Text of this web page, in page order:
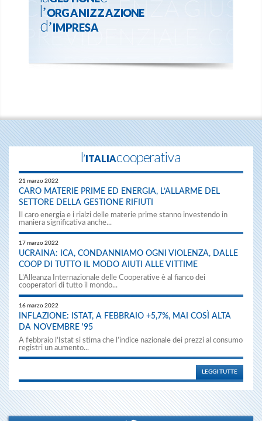
l’ORGANIZZAZIONE
d’IMPRESA
l'ITALIAcooperativa
21 marzo 2022
CARO MATERIE PRIME ED ENERGIA, L’ALLARME DEL
SETTORE DELLA GESTIONE RIFIUTI
Il caro energia e i rialzi delle materie prime stanno investendo in
maniera significativa anche...
17 marzo 2022
UCRAINA: ICA, CONDANNIAMO OGNI VIOLENZA, DALLE
COOP DI TUTTO IL MODO AIUTI ALLE VITTIME
L’Alleanza Internazionale delle Cooperative è al fianco dei
cooperatori di tutto il mondo...
16 marzo 2022
INFLAZIONE: ISTAT, A FEBBRAIO +5,7%, MAI COSÌ ALTA
DA NOVEMBRE '95
A febbraio l'Istat si stima che l’indice nazionale dei prezzi al consumo
registri un aumento...
LEGGI TUTTE